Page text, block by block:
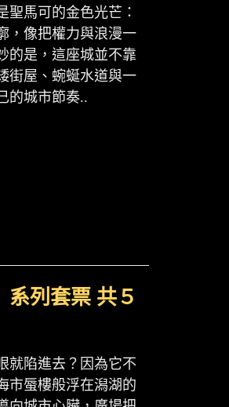
聖馬可的金色光芒：
，像把權力與浪漫一
的是，這座城並不靠
街屋、蜿蜒水道與一
的城市節奏..
系列套票 共５
就陷進去？因為它不
市蜃樓般浮在潟湖的